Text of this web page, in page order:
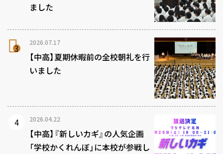
ました
2026.07.17
【中高】夏期休暇前の全校朝礼を行
いました
2026.04.22
【中高】『新しいカギ』の人気企画
「学校かくれんぼ」に本校が参戦し